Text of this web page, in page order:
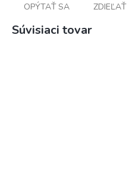
OPÝTAŤ SA ZDIEĽAŤ
Súvisiaci tovar